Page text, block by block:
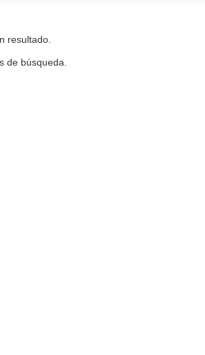
resultado.
de búsqueda.